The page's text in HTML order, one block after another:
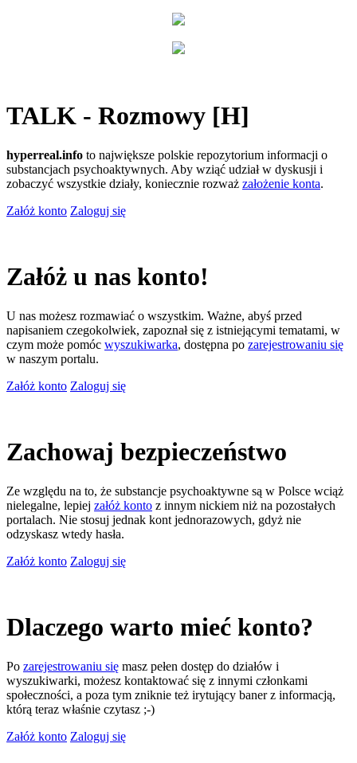
TALK - Rozmowy [H]
hyperreal.info to największe polskie repozytorium informacji o
substancjach psychoaktywnych. Aby wziąć udział w dyskusji i
zobaczyć wszystkie działy, koniecznie rozważ założenie konta.
Załóż konto Zaloguj się
Załóż u nas konto!
U nas możesz rozmawiać o wszystkim. Ważne, abyś przed
napisaniem czegokolwiek, zapoznał się z istniejącymi tematami, w
czym może pomóc wyszukiwarka, dostępna po zarejestrowaniu się
w naszym portalu.
Załóż konto Zaloguj się
Zachowaj bezpieczeństwo
Ze względu na to, że substancje psychoaktywne są w Polsce wciąż
nielegalne, lepiej załóż konto z innym nickiem niż na pozostałych
portalach. Nie stosuj jednak kont jednorazowych, gdyż nie
odzyskasz wtedy hasła.
Załóż konto Zaloguj się
Dlaczego warto mieć konto?
Po zarejestrowaniu się masz pełen dostęp do działów i
wyszukiwarki, możesz kontaktować się z innymi członkami
społeczności, a poza tym zniknie też irytujący baner z informacją,
którą teraz właśnie czytasz ;-)
Załóż konto Zaloguj się